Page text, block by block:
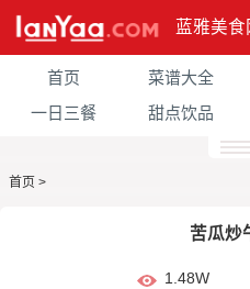
蓝雅美食
首页 菜谱大全
一日三餐
甜点饮品
首页 >
苦瓜炒
1.48W